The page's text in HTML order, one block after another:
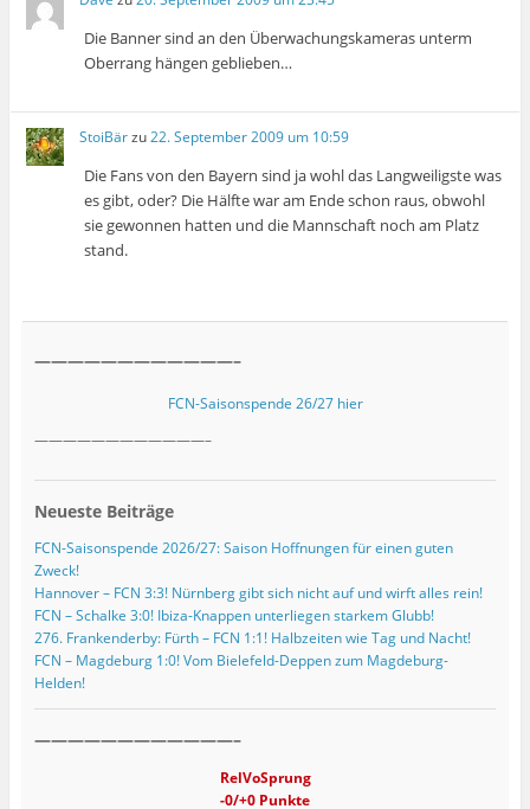
Die Banner sind an den Überwachungskameras unterm
Oberrang hängen geblieben…
StoiBärzu22. September 2009 um 10:59
Die Fans von den Bayern sind ja wohl das Langweiligste was
es gibt, oder? Die Hälfte war am Ende schon raus, obwohl
sie gewonnen hatten und die Mannschaft noch am Platz
stand.
————————————–
FCN-Saisonspende 26/27 hier
————————————–
Neueste Beiträge
FCN-Saisonspende 2026/27: Saison Hoffnungen für einen guten
Zweck!
Hannover – FCN 3:3! Nürnberg gibt sich nicht auf und wirft alles rein!
FCN – Schalke 3:0! Ibiza-Knappen unterliegen starkem Glubb!
276. Frankenderby: Fürth – FCN 1:1! Halbzeiten wie Tag und Nacht!
FCN – Magdeburg 1:0! Vom Bielefeld-Deppen zum Magdeburg-
Helden!
————————————–
RelVoSprung
-0/+0 Punkte